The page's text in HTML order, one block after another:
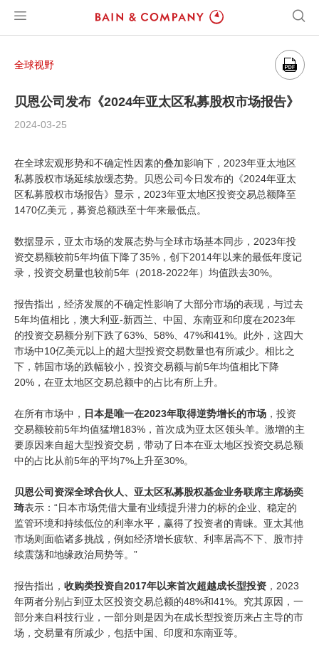
全球视野
贝恩公司发布《2024年亚太区私募股权市场报告》
2024-03-25
在全球宏观形势和不确定性因素的叠加影响下，2023年亚太地区
私募股权市场延续放缓态势。贝恩公司今日发布的《2024年亚太
区私募股权市场报告》显示，2023年亚太地区投资交易总额降至
1470亿美元，募资总额跌至十年来最低点。
数据显示，亚太市场的发展态势与全球市场基本同步，2023年投
资交易额较前5年均值下降了35%，创下2014年以来的最低年度记
录，投资交易量也较前5年（2018-2022年）均值跌去30%。
报告指出，经济发展的不确定性影响了大部分市场的表现，与过去
5年均值相比，澳大利亚-新西兰、中国、东南亚和印度在2023年
的投资交易额分别下跌了63%、58%、47%和41%。此外，这四大
市场中10亿美元以上的超大型投资交易数量也有所减少。相比之
下，韩国市场的跌幅较小，投资交易额与前5年均值相比下降
20%，在亚太地区交易总额中的占比有所上升。
在所有市场中， 日本是唯一在2023年取得逆势增长的市场 ，投资
交易额较前5年均值猛增183%，首次成为亚太区领头羊。激增的主
要原因来自超大型投资交易，带动了日本在亚太地区投资交易总额
中的占比从前5年的平均7%上升至30%。
贝恩公司资深全球合伙人、亚太区私募股权基金业务联席主席杨奕
琦表示：“日本市场凭借大量有业绩提升潜力的标的企业、稳定的
监管环境和持续低位的利率水平，赢得了投资者的青睐。亚太其他
市场则面临诸多挑战，例如经济增长疲软、利率居高不下、股市持
续震荡和地缘政治局势等。”
报告指出， 收购类投资自2017年以来首次超越成长型投资 ，2023
年两者分别占到亚太区投资交易总额的48%和41%。究其原因，一
部分来自科技行业，一部分则是因为在成长型投资历来占主导的市
场，交易量有所减少，包括中国、印度和东南亚等。